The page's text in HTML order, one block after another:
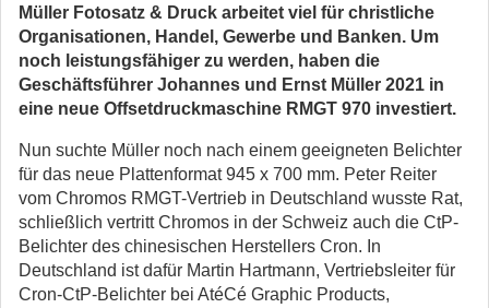
Müller Fotosatz & Druck arbeitet viel für christliche
Organisationen, Handel, Gewerbe und Banken. Um
noch leistungsfähiger zu werden, haben die
Geschäftsführer Johannes und Ernst Müller 2021 in
eine neue Offsetdruckmaschine RMGT 970 investiert.
Nun suchte Müller noch nach einem geeigneten Belichter
für das neue Plattenformat 945 x 700 mm. Peter Reiter
vom Chromos RMGT-Vertrieb in Deutschland wusste Rat,
schließlich vertritt Chromos in der Schweiz auch die CtP-
Belichter des chinesischen Herstellers Cron. In
Deutschland ist dafür Martin Hartmann, Vertriebsleiter für
Cron-CtP-Belichter bei AtéCé Graphic Products,